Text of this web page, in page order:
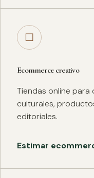
□
Ecommerce creativo
Tiendas online
culturales,
editoriales.
Estimar